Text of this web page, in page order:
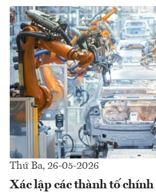
Thứ Ba, 26-05-2026
Xác lập các thành tố